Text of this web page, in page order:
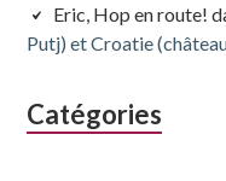
Eric, Hop en route!
Putj) et Croatie
Catégories